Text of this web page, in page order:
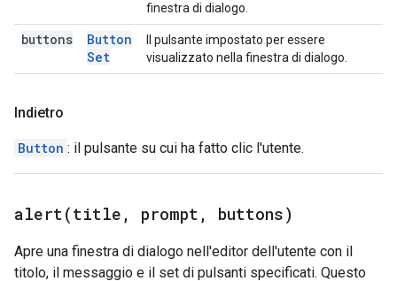
finestra di dialogo.
buttons
Button
Set
Il pulsante impostato per essere
visualizzato nella finestra di dialogo.
Indietro
Button : il pulsante su cui ha fatto clic l'utente.
alert(title , prompt , buttons)
Apre una finestra di dialogo nell'editor dell'utente con il
titolo, il messaggio e il set di pulsanti specificati. Questo